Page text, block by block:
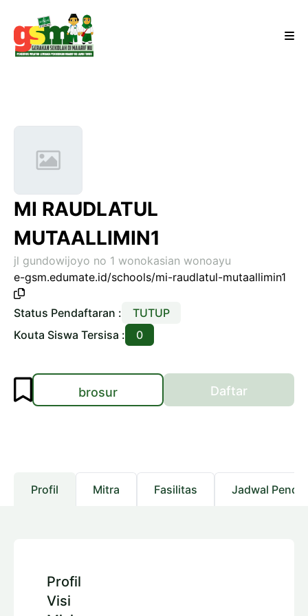
MI RAUDLATUL
MUTAALLIMIN1
jl gundowijoyo no 1 wonokasian wonoayu
e-gsm.edumate.id/schools/mi-raudlatul-mutaallimin1
Status Pendaftaran :
TUTUP
Kouta Siswa Tersisa :
0
brosur Daftar
Profil Mitra Fasilitas Jadwal
Profil
Visi